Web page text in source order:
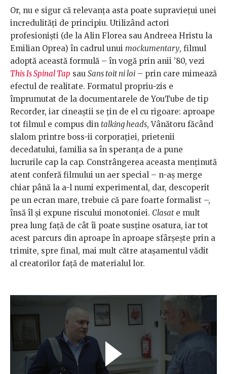
Or, nu e sigur că relevanța asta poate supraviețui unei
incredulități de principiu. Utilizând actori
profesioniști (de la Alin Florea sau Andreea Hristu la
Emilian Oprea) în cadrul unui mockumentary, filmul
adoptă această formulă – în vogă prin anii ’80, vezi
This Is Spinal Tap sau Sans toit ni loi – prin care mimează
efectul de realitate. Formatul propriu-zis e
împrumutat de la documentarele de YouTube de tip
Recorder, iar cineaștii se țin de el cu rigoare: aproape
tot filmul e compus din talking heads, Vânătoru făcând
slalom printre boss-ii corporației, prietenii
decedatului, familia sa în speranța de a pune
lucrurile cap la cap. Constrângerea aceasta menținută
atent conferă filmului un aer special – n-aș merge
chiar până la a-l numi experimental, dar, descoperit
pe un ecran mare, trebuie că pare foarte formalist –,
însă îl și expune riscului monotoniei. Clasate mult
prea lung față de cât îi poate susține osatura, iar tot
acest parcurs din aproape în aproape sfârșește prin a
trimite, spre final, mai mult către atașamentul vădit
al creatorilor față de materialul lor.